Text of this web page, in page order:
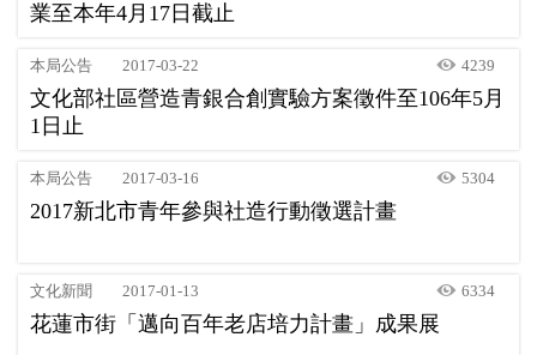
業至本年4月17日截止
本局公告 2017-03-22 4239
文化部社區營造青銀合創實驗方案徵件至106年5月
1日止
本局公告 2017-03-16 5304
2017新北市青年參與社造行動徵選計畫
文化新聞 2017-01-13 6334
花蓮市街「邁向百年老店培力計畫」成果展